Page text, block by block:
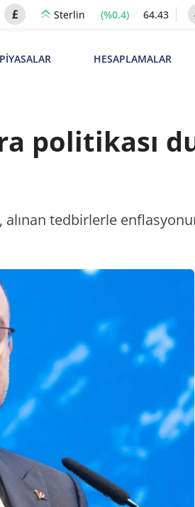
Sterlin (%0.4) 64.43
PİYASALAR HESAPLAMALAR
politikası
tedbirlerle